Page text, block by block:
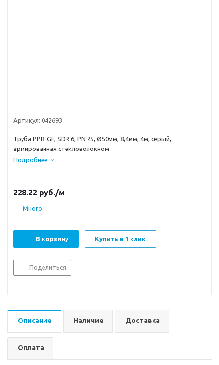
Артикул: 042693
Труба PPR-GF, SDR 6, РN 25, Ø50мм, 8,4мм, 4м, серый,
армированная стекловолокном
Подробнее
228.22 руб./м
Много
В корзину Купить в 1 клик
Поделиться
Описание Наличие Доставка
Оплата